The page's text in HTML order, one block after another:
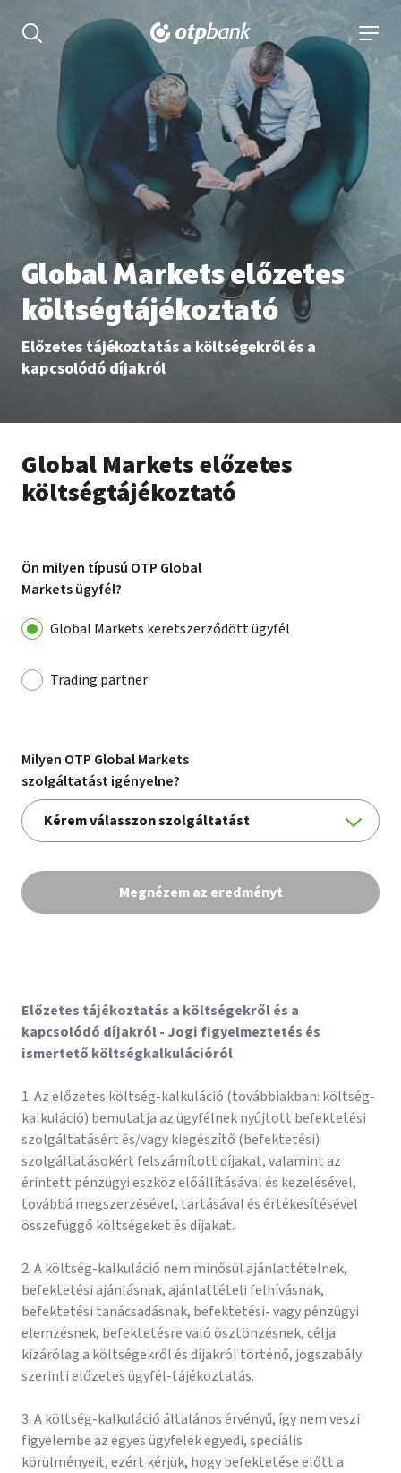
tartalmához
Keresés kinyitása
Global Markets előzetes
költségtájékoztató
Előzetes tájékoztatás a költségekről és a
kapcsolódó díjakról
Global Markets előzetes
költségtájékoztató
Ön milyen típusú OTP Global
Markets ügyfél?
Global Markets keretszerződött ügyfél
Trading partner
Milyen OTP Global Markets
szolgáltatást igényelne?
Megnézem az eredményt
Előzetes tájékoztatás a költségekről és a
kapcsolódó díjakról - Jogi figyelmeztetés és
ismertető költségkalkulációról
1. Az előzetes költség-kalkuláció (továbbiakban: költség-
kalkuláció) bemutatja az ügyfélnek nyújtott befektetési
szolgáltatásért és/vagy kiegészítő (befektetési)
szolgáltatásokért felszámított díjakat, valamint az
érintett pénzügyi eszköz előállításával és kezelésével,
továbbá megszerzésével, tartásával és értékesítésével
összefüggő költségeket és díjakat.
2. A költség-kalkuláció nem minősül ajánlattételnek,
befektetési ajánlásnak, ajánlattételi felhívásnak,
befektetési tanácsadásnak, befektetési- vagy pénzügyi
elemzésnek, befektetésre való ösztönzésnek, célja
kizárólag a költségekről és díjakról történő, jogszabály
szerinti előzetes ügyfél-tájékoztatás.
3. A költség-kalkuláció általános érvényű, így nem veszi
figyelembe az egyes ügyfelek egyedi, speciális
körülményeit, ezért kérjük, hogy befektetése előtt a